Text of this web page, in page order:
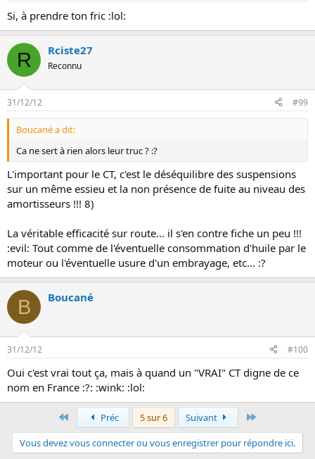
Si, à prendre ton fric :lol:
R Rciste27
Reconnu
31/12/12 #99
Boucané a dit:
Ca ne sert à rien alors leur truc ? :?
L'important pour le CT, c'est le déséquilibre des suspensions
sur un même essieu et la non présence de fuite au niveau des
amortisseurs !!! 8)
La véritable efficacité sur route... il s'en contre fiche un peu !!!
:evil: Tout comme de l'éventuelle consommation d'huile par le
moteur ou l'éventuelle usure d'un embrayage, etc... :?
B Boucané
31/12/12 #100
Oui c'est vrai tout ça, mais à quand un "VRAI" CT digne de ce
nom en France :?: :wink: :lol:
PremierPréc 5 sur 6 Suivant
Vous devez vous connecter ou vous enregistrer pour répondre ici.